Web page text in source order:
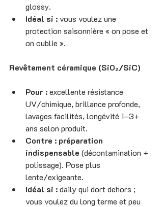
glossy.
Idéal si : vous voulez une
protection saisonnière « on pose et
on oublie ».
Revêtement céramique (SiO₂/SiC)
Pour : excellente résistance
UV/chimique, brillance profonde,
lavages facilités, longévité 1–3+
ans selon produit.
Contre : préparation
indispensable (décontamination +
polissage). Pose plus
lente/exigeante.
Idéal si : daily qui dort dehors ;
vous voulez du long terme et peu